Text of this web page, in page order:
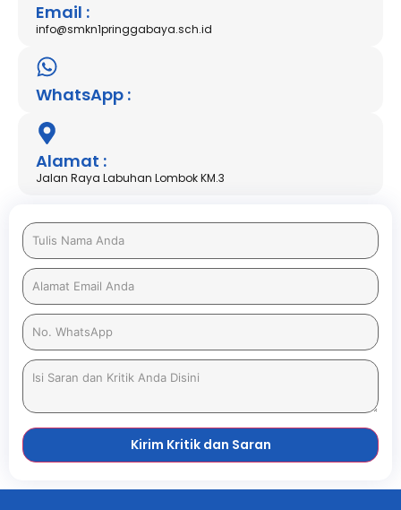
Email :
info@smkn1pringgabaya.sch.id
WhatsApp :
Alamat :
Jalan Raya Labuhan Lombok KM.3
Kirim Kritik dan Saran